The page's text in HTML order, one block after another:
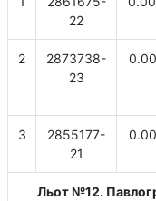
22
2
2873738-
23
3
2855177-
21
Льот №12.